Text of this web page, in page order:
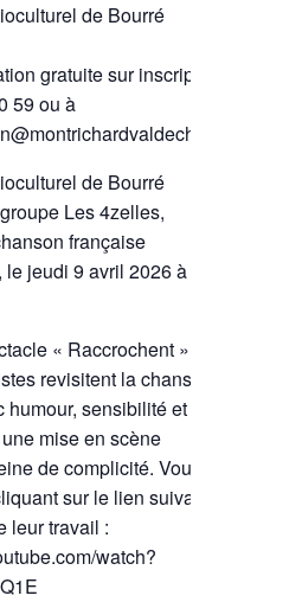
de Bourré
gratuite sur inscription
59 ou à
de Bourré
Les 4zelles,
française
jeudi 9 avril 2026 à
« Raccrochent »,
revisitent la chanson
humour, sensibilité et
mise en scène
de complicité. Vous
sur le lien suivant
leur travail :
watch?